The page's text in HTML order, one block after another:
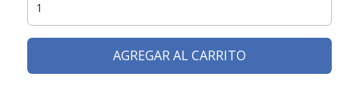
AGREGAR AL CARRITO